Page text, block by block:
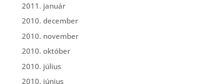
2011. január
2010. december
2010. november
2010. október
2010. július
2010. június